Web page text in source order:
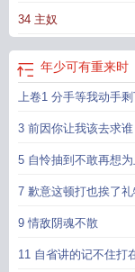
34 主奴
年少可有重来时
上卷1 分手等我动手
3 前因你让我该去求谁
5 自怜抽到不敢再想为
7 歉意这顿打也挨了
9 情敌阴魂不散
11 自省讲的记不住打